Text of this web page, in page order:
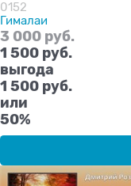
0152
Гималаи
3 000 руб.
1 500 руб.
выгода
1 500 руб.
или
50%